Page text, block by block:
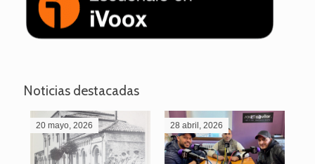
Noticias destacadas
20 mayo, 2026 28 abril, 2026